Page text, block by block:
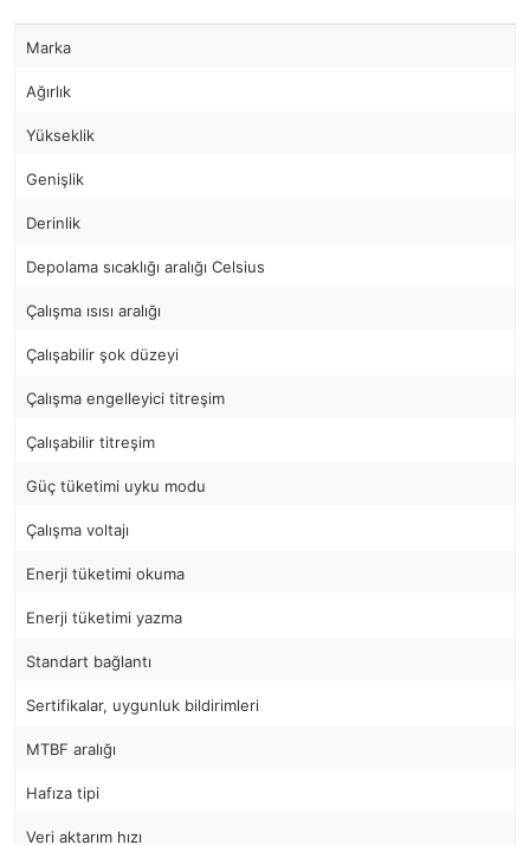
Marka
Ağırlık
Yükseklik
Genişlik
Derinlik
Depolama sıcaklığı aralığı Celsius
Çalışma ısısı aralığı
Çalışabilir şok düzeyi
Çalışma engelleyici titreşim
Çalışabilir titreşim
Güç tüketimi uyku modu
Çalışma voltajı
Enerji tüketimi okuma
Enerji tüketimi yazma
Standart bağlantı
Sertifikalar, uygunluk bildirimleri
MTBF aralığı
Hafıza tipi
Veri aktarım hızı